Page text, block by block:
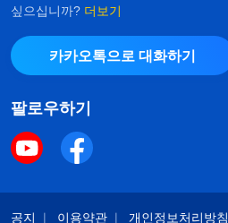
싶으십니까? 더보기
카카오톡으로 대화하기
팔로우하기
공지 이용약관 개인정보처리방침